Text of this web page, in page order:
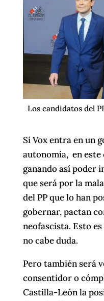
Los candidatos del
Si Vox entra en un
autonomía, en este
ganando así poder
que será por la
del PP que lo han
gobernar, pactan
neofascista. Esto
no cabe duda.
Pero también será
consentidor o
Castilla-León la